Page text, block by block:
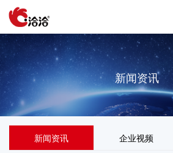
新闻资讯
新闻资讯 企业视频